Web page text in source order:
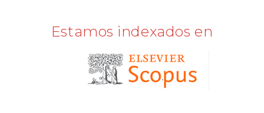
Estamos indexados en